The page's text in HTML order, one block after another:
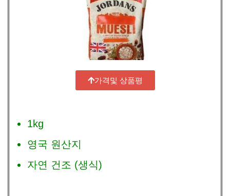
가격및 상품평
1kg
영국 원산지
자연 건조 (생식)